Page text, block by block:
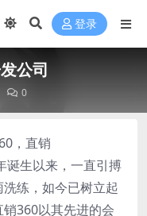
登录
公司
0
，直销
生以来，一直引搏
练，如今已树立起
360以其先进的会